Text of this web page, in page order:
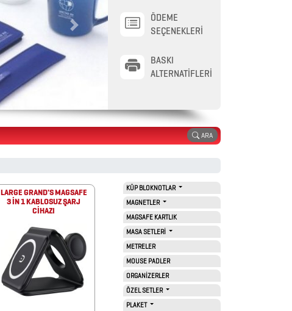
Next
ÖDEME
SEÇENEKLERİ
BASKI
ALTERNATİFLERİ
ARA
LARGE GRAND'S MAGSAFE
3 İN 1 KABLOSUZ ŞARJ
CİHAZI
KÜP BLOKNOTLAR
MAGNETLER
MAGSAFE KARTLIK
MASA SETLERİ
METRELER
MOUSE PADLER
ORGANİZERLER
ÖZEL SETLER
PLAKET